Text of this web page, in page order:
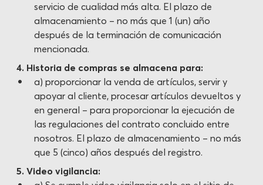
servicio de cualidad más alta. El plazo de
almacenamiento – no más que 1 (un) año
después de la terminación de comunicación
mencionada.
4. Historia de compras se almacena para:
a) proporcionar la venda de artículos, servir y
apoyar al cliente, procesar artículos devueltos y
en general – para proporcionar la ejecución de
las regulaciones del contrato concluido entre
nosotros. El plazo de almacenamiento – no más
que 5 (cinco) años después del registro.
5. Video vigilancia: